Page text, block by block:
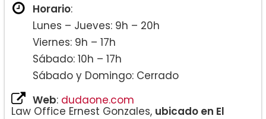
Horario:
Lunes – Jueves: 9h – 20h
Viernes: 9h – 17h
Sábado: 10h – 17h
Sábado y Domingo: Cerrado
Web: dudaone.com
Law Office Ernest Gonzales, ubicado en El